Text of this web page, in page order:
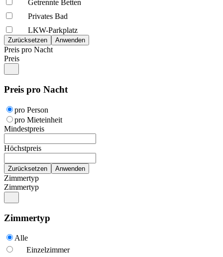
Getrennte Betten
Privates Bad
LKW-Parkplatz
Preis pro Nacht
Preis
Preis pro Nacht
pro Person
pro Mieteinheit
Mindestpreis
Höchstpreis
Zimmertyp
Zimmertyp
Zimmertyp
Alle
Einzelzimmer